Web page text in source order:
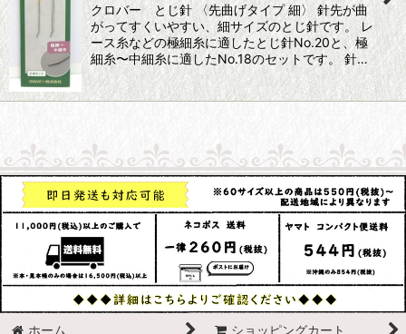
クロバー とじ針 〈先曲げタイプ 細〉 針先が曲
がってすくいやすい、細サイズのとじ針です。 レ
ース糸などの極細糸に適したとじ針No.20と、極
細糸〜中細糸に適したNo.18のセットです。 針…
ホーム ショッピングカート